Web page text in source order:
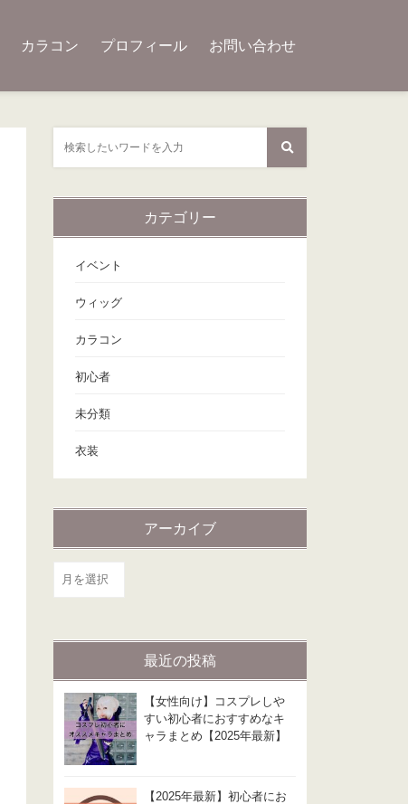
カラコン プロフィール お問い合わせ
カテゴリー
イベント
ウィッグ
カラコン
初心者
未分類
衣装
アーカイブ
ア
ー
イ
最近の投稿
【女性向け】コスプレしや
すい初心者におすすめなキ
ャラまとめ【2025年最新】
【2025年最新】初心者にお